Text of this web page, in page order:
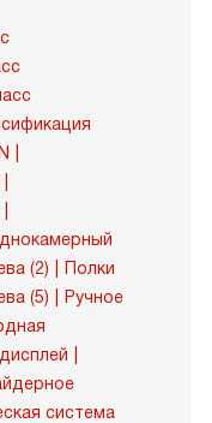
(2)
Полки
(5)
Ручное
система